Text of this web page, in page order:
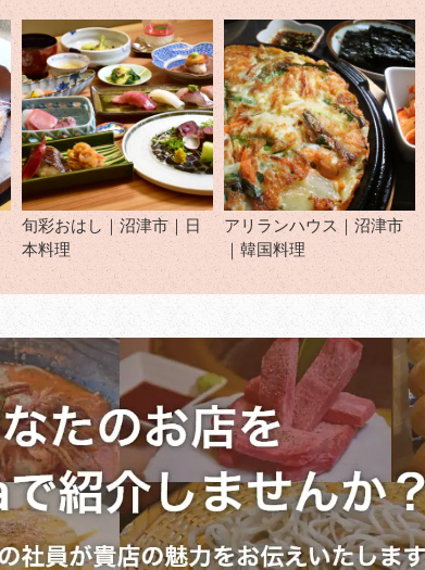
旬彩おはし｜沼津市｜日
本料理
アリランハウス｜沼津市
｜韓国料理